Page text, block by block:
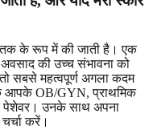
के रूप में की जाती है। एक
की उच्च संभावना को
सबसे महत्वपूर्ण अगला कदम
आपके OB/GYN, प्राथमिक
पेशेवर। उनके साथ अपना
करें।